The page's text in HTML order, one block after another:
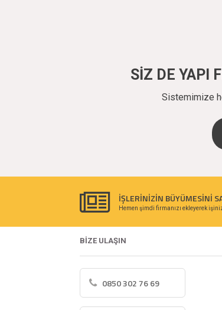
SİZ DE YAPI
Sistemimize
İŞLERİNİZİN BÜYÜMESİNİ
Hemen şimdi firmanızı ekleyerek
BİZE ULAŞIN
0850 302 76 69